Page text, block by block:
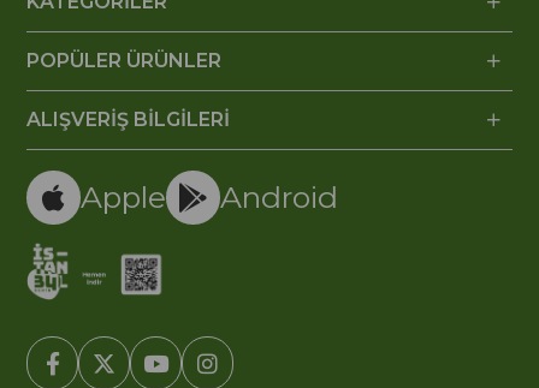
POPÜLER ÜRÜNLER
ALIŞVERİŞ BİLGİLERİ
Apple Android